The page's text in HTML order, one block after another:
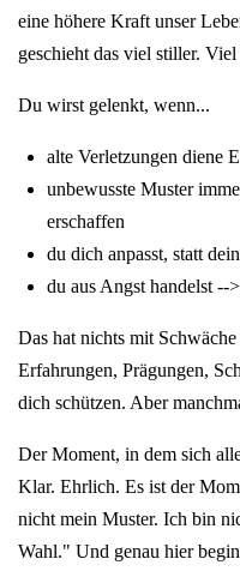
eine höhere Kraft unser
geschieht das viel stiller.
Du wirst gelenkt, wenn...
alte Verletzungen diene
unbewusste Muster
erschaffen
du dich anpasst, statt
du aus Angst handelst --
Das hat nichts mit
Erfahrungen, Prägungen,
dich schützen. Aber
Der Moment, in dem sich
Klar. Ehrlich. Es ist der
nicht mein Muster. Ich bin
Wahl." Und genau hier